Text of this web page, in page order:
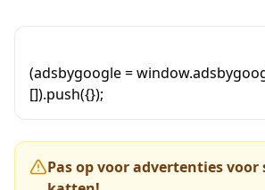
(adsbygoogle =
[]).push({});
Pas op voor advertenties